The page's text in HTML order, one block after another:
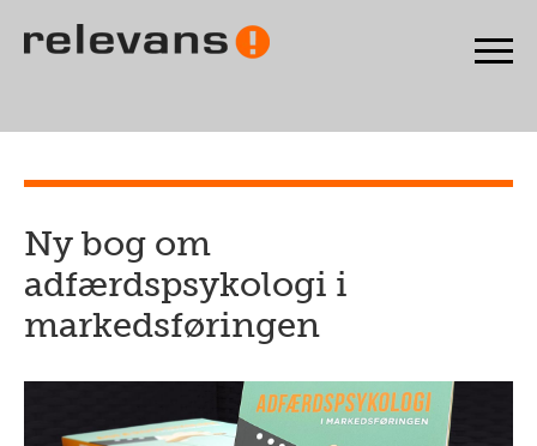
Ny bog om
adfærdspsykologi i
markedsføringen